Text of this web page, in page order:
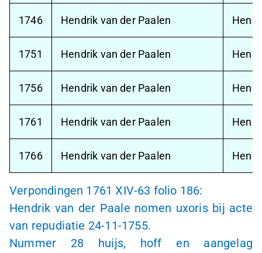
1746 Hendrik van der Paalen
1751 Hendrik van der Paalen
1756 Hendrik van der Paalen
1761 Hendrik van der Paalen
1766 Hendrik van der Paalen
Verpondingen 1761 XIV-63 folio 186:
Hendrik van der Paale nomen uxoris bij acte
van repudiatie 24-11-1755.
Nummer 28 huijs, hoff en aangelag